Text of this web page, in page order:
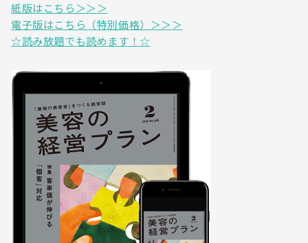
紙版はこちら＞＞＞
電子版はこちら（特別価格）＞＞＞
☆読み放題でも読めます！☆